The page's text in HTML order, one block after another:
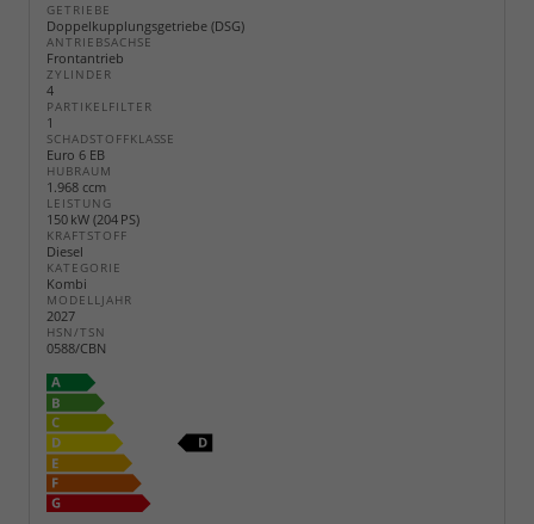
GETRIEBE
Doppelkupplungsgetriebe (DSG)
ANTRIEBSACHSE
Frontantrieb
ZYLINDER
4
PARTIKELFILTER
1
SCHADSTOFFKLASSE
Euro 6 EB
HUBRAUM
1.968 ccm
LEISTUNG
150 kW (204 PS)
KRAFTSTOFF
Diesel
KATEGORIE
Kombi
MODELLJAHR
2027
HSN/TSN
0588/CBN